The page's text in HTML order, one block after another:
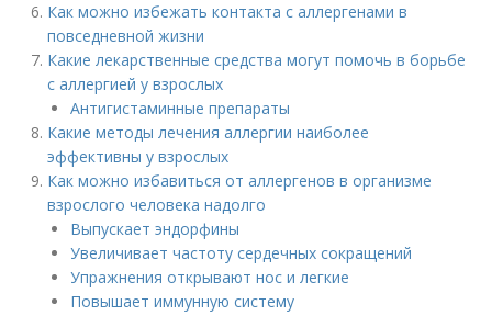
Как можно избежать контакта с аллергенами в
повседневной жизни
Какие лекарственные средства могут помочь в борьбе
с аллергией у взрослых
Антигистаминные препараты
Какие методы лечения аллергии наиболее
эффективны у взрослых
Как можно избавиться от аллергенов в организме
взрослого человека надолго
Выпускает эндорфины
Увеличивает частоту сердечных сокращений
Упражнения открывают нос и легкие
Повышает иммунную систему